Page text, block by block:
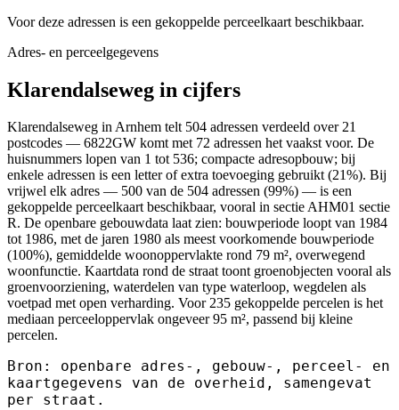
Voor deze adressen is een gekoppelde perceelkaart beschikbaar.
Adres- en perceelgegevens
Klarendalseweg in cijfers
Klarendalseweg in Arnhem telt 504 adressen verdeeld over 21
postcodes — 6822GW komt met 72 adressen het vaakst voor. De
huisnummers lopen van 1 tot 536; compacte adresopbouw; bij
enkele adressen is een letter of extra toevoeging gebruikt (21%). Bij
vrijwel elk adres — 500 van de 504 adressen (99%) — is een
gekoppelde perceelkaart beschikbaar, vooral in sectie AHM01 sectie
R. De openbare gebouwdata laat zien: bouwperiode loopt van 1984
tot 1986, met de jaren 1980 als meest voorkomende bouwperiode
(100%), gemiddelde woonoppervlakte rond 79 m², overwegend
woonfunctie. Kaartdata rond de straat toont groenobjecten vooral als
groenvoorziening, waterdelen van type waterloop, wegdelen als
voetpad met open verharding. Voor 235 gekoppelde percelen is het
mediaan perceeloppervlak ongeveer 95 m², passend bij kleine
percelen.
Bron: openbare adres-, gebouw-, perceel- en
kaartgegevens van de overheid, samengevat
per straat.